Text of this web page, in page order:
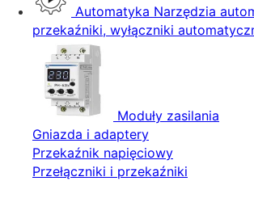
Automatyka Narzędzia
przekaźniki, wyłączniki
Moduły zasilania
Gniazda i adaptery
Przekaźnik napięciowy
Przełączniki i przekaźniki